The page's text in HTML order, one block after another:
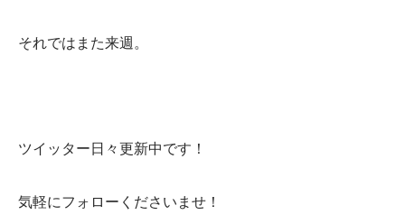
それではまた来週。
ツイッター日々更新中です！
気軽にフォローくださいませ！